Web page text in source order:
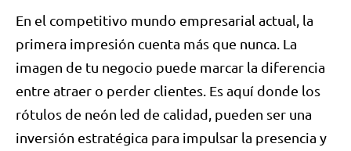
En el competitivo mundo empresarial actual, la
primera impresión cuenta más que nunca. La
imagen de tu negocio puede marcar la diferencia
entre atraer o perder clientes. Es aquí donde los
rótulos de neón led de calidad, pueden ser una
inversión estratégica para impulsar la presencia y